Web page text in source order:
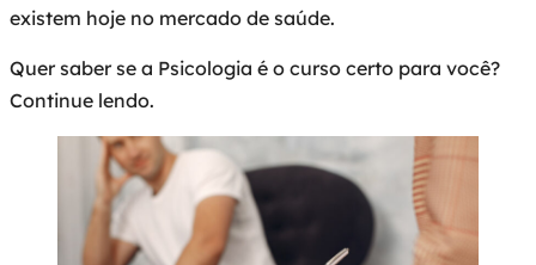
existem hoje no mercado de saúde.
Quer saber se a Psicologia é o curso certo para você?
Continue lendo.